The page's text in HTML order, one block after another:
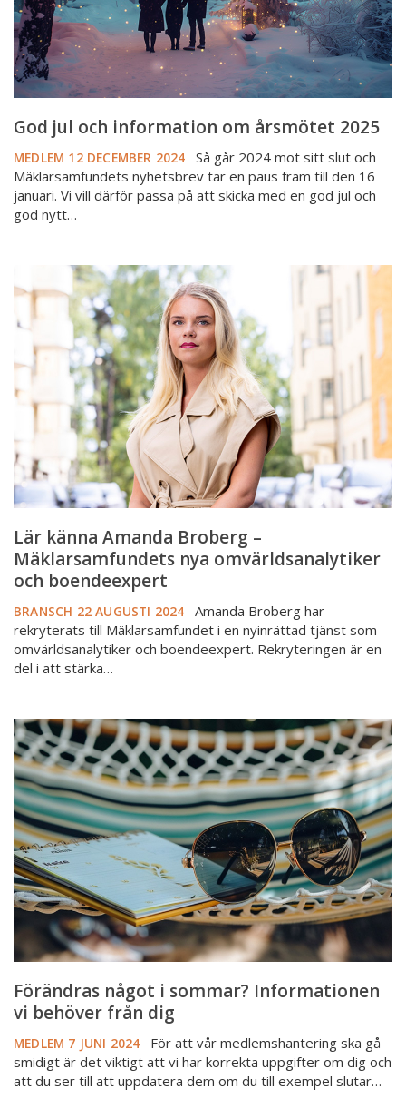
God jul och information om årsmötet 2025
MEDLEM 12 DECEMBER 2024
Så går 2024 mot sitt slut och
Mäklarsamfundets nyhetsbrev tar en paus fram till den 16
januari. Vi vill därför passa på att skicka med en god jul och
god nytt…
känna
Amanda
Broberg
Mäklarsamfundets
nya
omvärldsanalytiker
och
boendeexpert
Lär känna Amanda Broberg –
Mäklarsamfundets nya omvärldsanalytiker
och boendeexpert
BRANSCH 22 AUGUSTI 2024
Amanda Broberg har
rekryterats till Mäklarsamfundet i en nyinrättad tjänst som
omvärldsanalytiker och boendeexpert. Rekryteringen är en
del i att stärka…
Förändras
något
sommar?
Informationen
behöver
från
dig
Förändras något i sommar? Informationen
vi behöver från dig
MEDLEM 7 JUNI 2024
För att vår medlemshantering ska gå
smidigt är det viktigt att vi har korrekta uppgifter om dig och
att du ser till att uppdatera dem om du till exempel slutar…